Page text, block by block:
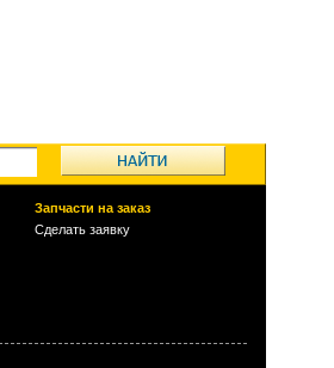
Запчасти на заказ
Сделать заявку